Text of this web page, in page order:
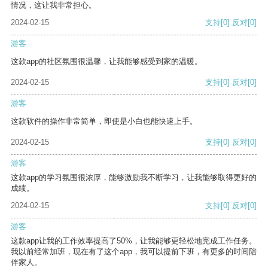
情况，这让我非常担心。
2024-02-15
支持[0] 反对[0]
游客
这款app的社区氛围很温馨，让我能够感受到家的温暖。
2024-02-15 支持[0] 反对[0]
游客
这款软件的操作非常简单，即使是小白也能快速上手。
2024-02-15 支持[0] 反对[0]
游客
这款app的学习氛围很浓厚，能够激励我不断学习，让我能够取得更好的
成绩。
2024-02-15
支持[0] 反对[0]
游客
这款app让我的工作效率提高了50%，让我能够更轻松地完成工作任务。
我以前经常加班，现在有了这个app，我可以提前下班，有更多的时间陪
伴家人。